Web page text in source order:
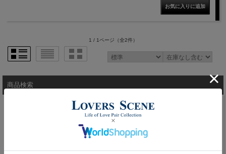
1 / 1ページ （全2件）
商品検索